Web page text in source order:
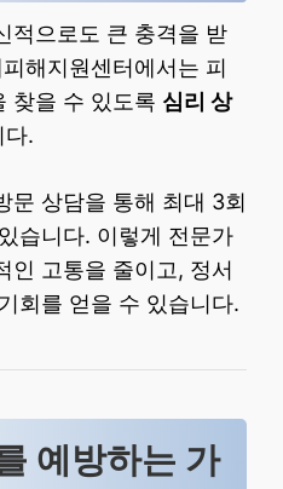
적으로도 큰 충격을 받
해지원센터에서는 피
찾을 수 있도록 심리 상
다.
문 상담을 통해 최대 3회
습니다. 이렇게 전문가
인 고통을 줄이고, 정서
회를 얻을 수 있습니다.
예방하는 가